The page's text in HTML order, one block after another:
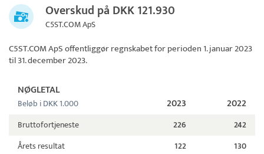
Overskud på DKK 121.930
C5ST.COM ApS
C5ST.COM ApSoffentliggør regnskabet for perioden 1. januar 2023
til 31. december 2023.
NØGLETAL
Beløb i DKK 1.000 2023 2022
Bruttofortjeneste 226
242
Årets resultat
122
130